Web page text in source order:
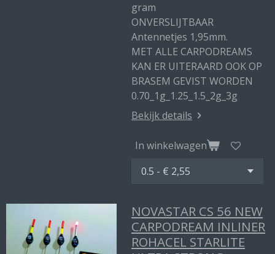
gram
ONVERSLIJTBAAR
Antennetjes 1,95mm.
MET ALLE CARPODREAMS
KAN ER UITERAARD OOK OP
BRASEM GEVIST WORDEN
0.70_1g_1.25_1.5_2g_3g
Bekijk details
In winkelwagen
NOVASTAR CS 56 NEW
CARPODREAM INLINER
ROHACEL STARLITE